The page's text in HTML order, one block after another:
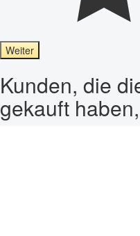
Weiter
Kunden, die
gekauft